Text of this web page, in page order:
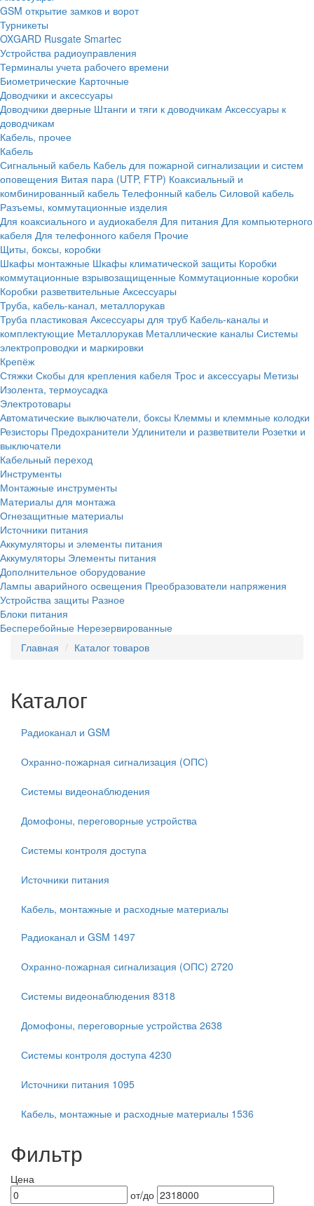
GSM открытие замков и ворот
Турникеты
OXGARD Rusgate Smartec
Устройства радиоуправления
Терминалы учета рабочего времени
Биометрические Карточные
Доводчики и аксессуары
Доводчики дверные Штанги и тяги к доводчикам Аксессуары к
доводчикам
Кабель, прочее
Кабель
Сигнальный кабель Кабель для пожарной сигнализации и систем
оповещения Витая пара (UTP, FTP) Коаксиальный и
комбинированный кабель Телефонный кабель Силовой кабель
Разъемы, коммутационные изделия
Для коаксиального и аудиокабеля Для питания Для компьютерного
кабеля Для телефонного кабеля Прочие
Щиты, боксы, коробки
Шкафы монтажные Шкафы климатической защиты Коробки
коммутационные взрывозащищенные Коммутационные коробки
Коробки разветвительные Аксессуары
Труба, кабель-канал, металлорукав
Труба пластиковая Аксессуары для труб Кабель-каналы и
комплектующие Металлорукав Металлические каналы Системы
электропроводки и маркировки
Крепёж
Стяжки Скобы для крепления кабеля Трос и аксессуары Метизы
Изолента, термоусадка
Электротовары
Автоматические выключатели, боксы Клеммы и клеммные колодки
Резисторы Предохранители Удлинители и разветвители Розетки и
выключатели
Кабельный переход
Инструменты
Монтажные инструменты
Материалы для монтажа
Огнезащитные материалы
Источники питания
Аккумуляторы и элементы питания
Аккумуляторы Элементы питания
Дополнительное оборудование
Лампы аварийного освещения Преобразователи напряжения
Устройства защиты Разное
Блоки питания
Бесперебойные Нерезервированные
Главная
Каталог товаров
Каталог
Радиоканал и GSM
Охранно-пожарная сигнализация (ОПС)
Системы видеонаблюдения
Домофоны, переговорные устройства
Системы контроля доступа
Источники питания
Кабель, монтажные и расходные материалы
Радиоканал и GSM 1497
Охранно-пожарная сигнализация (ОПС) 2720
Системы видеонаблюдения 8318
Домофоны, переговорные устройства 2638
Системы контроля доступа 4230
Источники питания 1095
Кабель, монтажные и расходные материалы 1536
Фильтр
Цена
от/до